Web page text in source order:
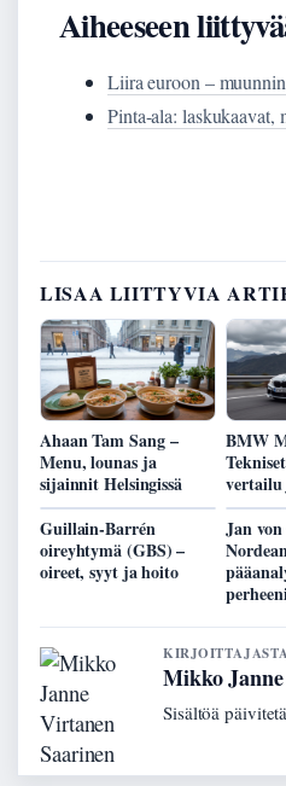
Aiheeseen
Liira euroon –
Pinta-ala: laskukaavat,
LISAA LIITTYVIA
Ahaan Tam Sang –
Menu, lounas ja
sijainnit Helsingissä
BMW
vertailu
Guillain-Barrén
oireyhtymä (GBS) –
oireet, syyt ja hoito
Jan
Mikko
Sisältöä